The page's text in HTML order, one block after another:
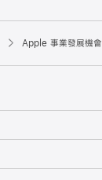
Apple 事業發展機會